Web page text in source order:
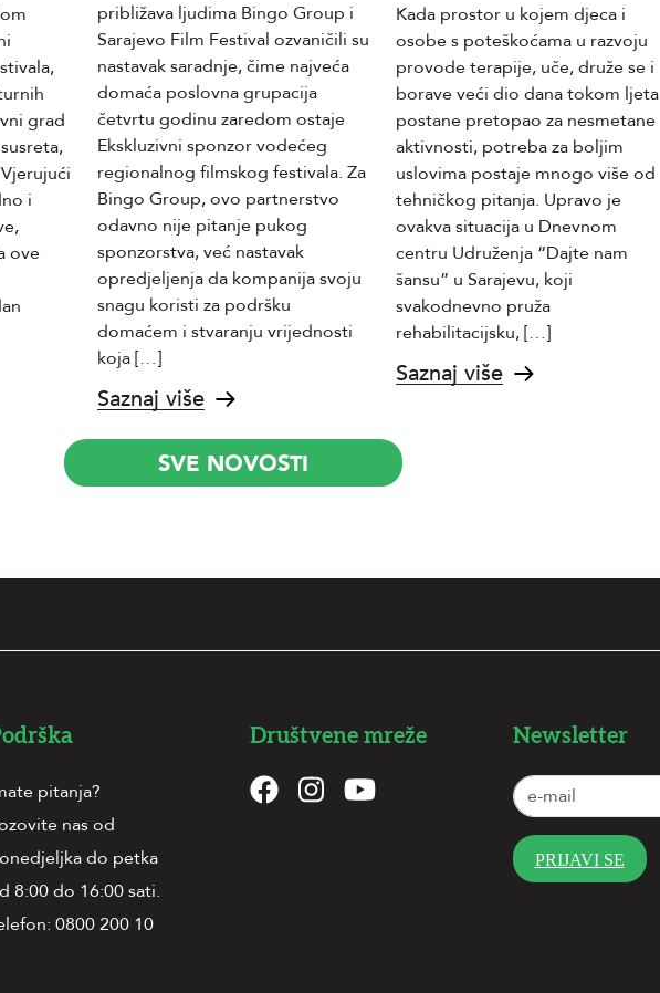
grad
i
ove
približava ljudima Bingo Group i
Sarajevo Film Festival ozvaničili su
nastavak saradnje, čime najveća
domaća poslovna grupacija
četvrtu godinu zaredom ostaje
Ekskluzivni sponzor vodećeg
regionalnog filmskog festivala. Za
Bingo Group, ovo partnerstvo
odavno nije pitanje pukog
sponzorstva, već nastavak
opredjeljenja da kompanija svoju
snagu koristi za podršku
domaćem i stvaranju vrijednosti
koja […]
Saznaj više
Kada prostor u kojem djeca i
osobe s poteškoćama u razvoju
provode terapije, uče, druže se i
borave veći dio dana tokom ljeta
postane pretopao za nesmetane
aktivnosti, potreba za boljim
uslovima postaje mnogo više od
tehničkog pitanja. Upravo je
ovakva situacija u Dnevnom
centru Udruženja “Dajte nam
šansu” u Sarajevu, koji
svakodnevno pruža
rehabilitacijsku, […]
Saznaj više
SVE NOVOSTI
pitanja?
nas od
do petka
8:00 do 16:00 sati.
0800 200 10
Društvene mreže Newsletter
PRIJAVI SE